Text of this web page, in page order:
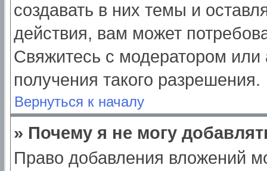
создавать в них темы и
действия, вам может
Свяжитесь с модератором
получения такого разрешения.
Вернуться к началу
» Почему я не могу
Право добавления вложений